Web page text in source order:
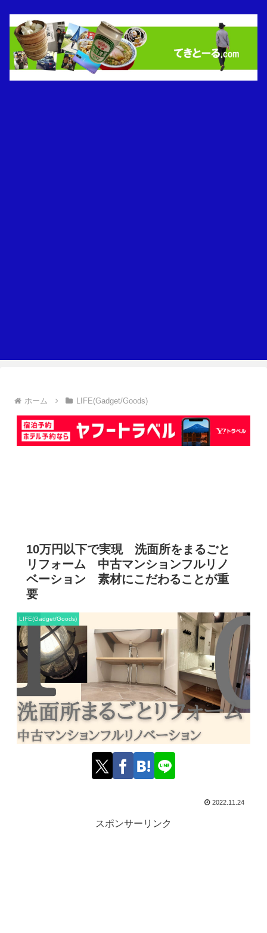
ホーム LIFE(Gadget/Goods)
10万円以下で実現 洗面所をまるごと
リフォーム 中古マンションフルリノ
ベーション 素材にこだわることが重
要
LIFE(Gadget/Goods)
2022.11.24
スポンサーリンク